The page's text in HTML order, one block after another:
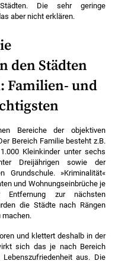
Die sehr geringe
aber nicht erklären.
den Städten
Familien- und
Bereiche der objektiven
Bereich Familie besteht z.B.
Kleinkinder unter sechs
Dreijährigen sowie der
Grundschule. »Kriminalität«
und Wohnungseinbrüche je
zur nächsten
die Städte nach Rängen
machen.
und klettert deshalb in der
sich das je nach Bereich
aus. Die